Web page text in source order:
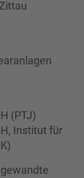
(PTJ)
Institut für